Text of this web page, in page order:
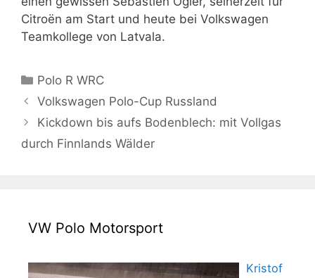
Citroën am Start und heute bei Volkswagen
Teamkollege von Latvala.
Kategorien
Polo R WRC
Volkswagen Polo-Cup Russland
Kickdown bis aufs Bodenblech: mit Vollgas
durch Finnlands Wälder
VW Polo Motorsport
Kristof